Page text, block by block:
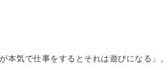
本気で仕事をするとそれは遊びになる」。